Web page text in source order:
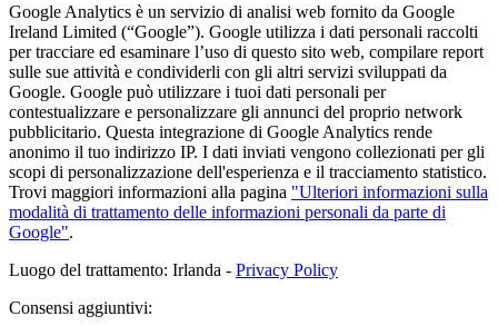
Google Analytics è un servizio di analisi web fornito da Google
Ireland Limited (“Google”). Google utilizza i dati personali raccolti
per tracciare ed esaminare l’uso di questo sito web, compilare report
sulle sue attività e condividerli con gli altri servizi sviluppati da
Google. Google può utilizzare i tuoi dati personali per
contestualizzare e personalizzare gli annunci del proprio network
pubblicitario. Questa integrazione di Google Analytics rende
anonimo il tuo indirizzo IP. I dati inviati vengono collezionati per gli
scopi di personalizzazione dell'esperienza e il tracciamento statistico.
Trovi maggiori informazioni alla pagina "Ulteriori informazioni sulla
modalità di trattamento delle informazioni personali da parte di
Google".
Luogo del trattamento: Irlanda - Privacy Policy
Consensi aggiuntivi: